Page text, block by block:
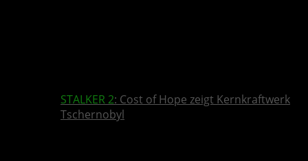
STALKER 2: Cost of Hope zeigt Kernkraftwerk
Tschernobyl